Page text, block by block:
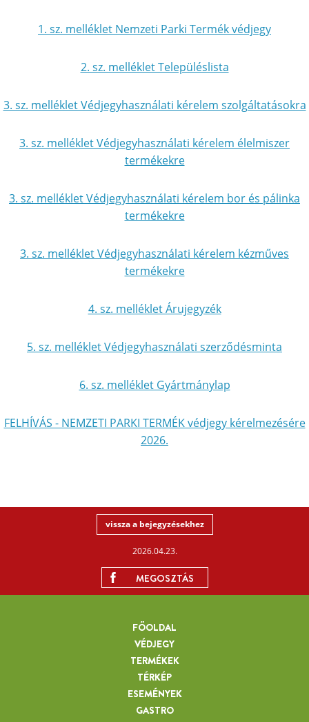
1. sz. melléklet Nemzeti Parki Termék védjegy
2. sz. melléklet Településlista
3. sz. melléklet Védjegyhasználati kérelem szolgáltatásokra
3. sz. melléklet Védjegyhasználati kérelem élelmiszer
termékekre
3. sz. melléklet Védjegyhasználati kérelem bor és pálinka
termékekre
3. sz. melléklet Védjegyhasználati kérelem kézműves
termékekre
4. sz. melléklet Árujegyzék
5. sz. melléklet Védjegyhasználati szerződésminta
6. sz. melléklet Gyártmánylap
FELHÍVÁS - NEMZETI PARKI TERMÉK védjegy kérelmezésére
2026.
vissza a bejegyzésekhez
2026.04.23.
MEGOSZTÁS
FŐOLDAL
VÉDJEGY
TERMÉKEK
TÉRKÉP
ESEMÉNYEK
GASTRO